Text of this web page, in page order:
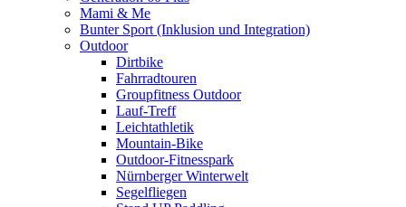
Mami & Me
Bunter Sport (Inklusion und Integration)
Outdoor
Dirtbike
Fahrradtouren
Groupfitness Outdoor
Lauf-Treff
Leichtathletik
Mountain-Bike
Outdoor-Fitnesspark
Nürnberger Winterwelt
Segelfliegen